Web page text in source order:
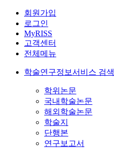
회원가입
로그인
MyRISS
고객센터
전체메뉴
학술연구정보서비스 검색
학위논문
국내학술논문
해외학술논문
학술지
단행본
연구보고서